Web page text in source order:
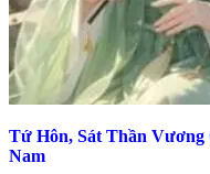
Tứ Hôn, Sát Thần
Nam